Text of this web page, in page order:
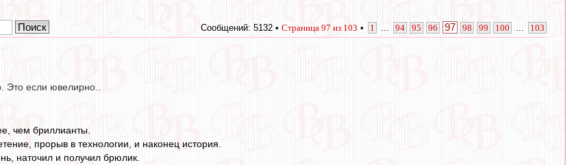
Сообщений: 5132 • Страница 97 из 103 • 1 94 95 96 97 98 99 100 103
Это если ювелирно..
чем бриллианты.
прорыв в технологии, и наконец история.
наточил и получил брюлик.